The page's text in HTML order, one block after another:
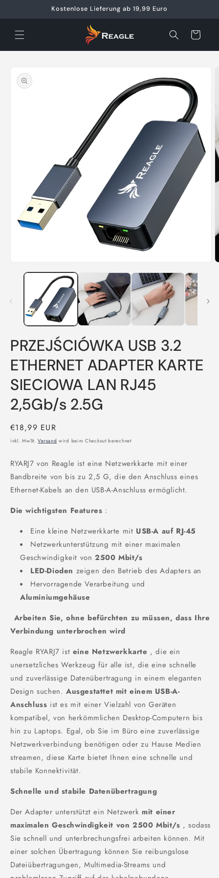
Inhalt
Kostenlose Lieferung ab 19,99 Euro
Warenkorb
PRZEJŚCIÓWKA USB 3.2
ETHERNET ADAPTER KARTE
SIECIOWA LAN RJ45
2,5Gb/s 2.5G
Normaler
Preis
€18,99 EUR
inkl. MwSt.Versand wird beim Checkout berechnet
RYARJ7 von Reagle ist eine Netzwerkkarte mit einer
Bandbreite von bis zu 2,5 G, die den Anschluss eines
Ethernet-Kabels an den USB-A-Anschluss ermöglicht.
Die wichtigsten Features :
Eine kleine Netzwerkkarte mit USB-A auf RJ-45
Netzwerkunterstützung mit einer maximalen
Geschwindigkeit von 2500 Mbit/s
LED-Dioden zeigen den Betrieb des Adapters an
Hervorragende Verarbeitung und
Aluminiumgehäuse
Arbeiten Sie, ohne befürchten zu müssen, dass Ihre
Verbindung unterbrochen wird
Reagle RYARJ7 ist eine Netzwerkkarte , die ein
unersetzliches Werkzeug für alle ist, die eine schnelle
und zuverlässige Datenübertragung in einem eleganten
Design suchen. Ausgestattet mit einem USB-A-
Anschluss ist es mit einer Vielzahl von Geräten
kompatibel, von herkömmlichen Desktop-Computern bis
hin zu Laptops. Egal, ob Sie im Büro eine zuverlässige
Netzwerkverbindung benötigen oder zu Hause Medien
streamen, diese Karte bietet Ihnen eine schnelle und
stabile Konnektivität.
Schnelle und stabile Datenübertragung
Der Adapter unterstützt ein Netzwerk mit einer
maximalen Geschwindigkeit von 2500 Mbit/s , sodass
Sie schnell und unterbrechungsfrei arbeiten können. Mit
einer solchen Übertragung können Sie reibungslose
Dateiübertragungen, Multimedia-Streams und